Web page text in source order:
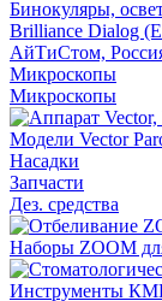
Бинокуляры,
Brilliance Dialog
АйТиСтом,
Микроскопы
Микроскопы
Модели Vector
Насадки
Запчасти
Дез. средства
Наборы ZOOM
Инструменты